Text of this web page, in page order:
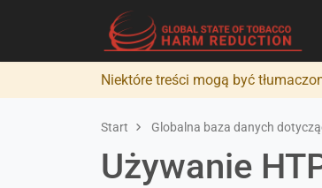
Niektóre treści mogą być
Start Globalna baza danych
Używanie